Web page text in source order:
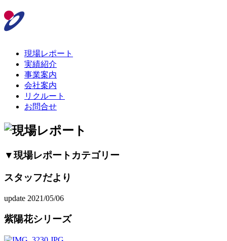
現場レポート
実績紹介
事業案内
会社案内
リクルート
お問合せ
▼現場レポートカテゴリー
スタッフだより
update 2021/05/06
紫陽花シリーズ